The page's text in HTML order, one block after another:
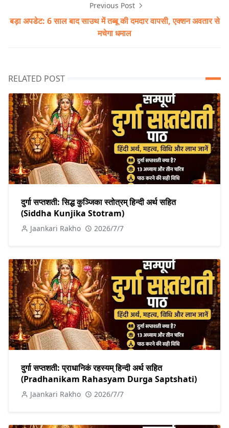
Previous Post
बड़ा अपडेट: 6 साल बाद साउथ में तब्बू की दमदार वापसी, एक्शन अवतार से
मचेगा धमाल
RELATED POST
दुर्गा सप्तशती: सिद्ध कुञ्जिका स्तोत्रम् हिन्दी अर्थ सहित
(Siddha Kunjika Stotram)
Jaankari Rakho 2026/7/7
दुर्गा सप्तशती: प्राधानिकं रहस्यम् हिन्दी अर्थ सहित
(Pradhanikam Rahasyam Durga Saptshati)
Jaankari Rakho 2026/7/7